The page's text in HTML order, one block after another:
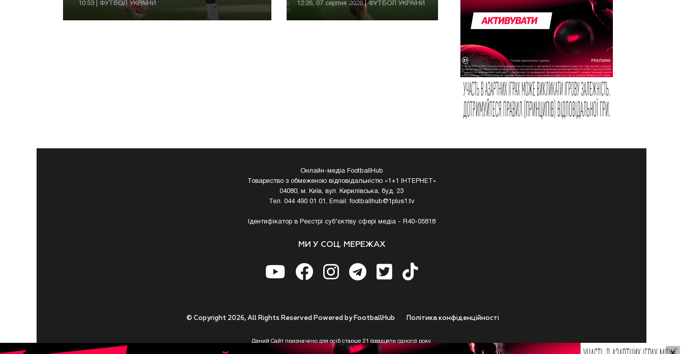
10:53 | ФУТБОЛ УКРАЇНИ 12:26, 07 серпня 2026 | ФУТБОЛ УКРАЇНИ
Онлайн-медіа FootballHub
Товариство з обмеженою відповідальністю «1+1 ІНТЕРНЕТ»
04080, м. Київ, вул. Кирилівська, буд. 23
Тел. 044 490 01 01, Email:footballhub@1plus1.tv
Ідентифікатор в Реєстрі суб’єктіву сфері медіа - R40-05818
МИ У СОЦ. МЕРЕЖАХ
Полiтика конфiденцiйностi
© Copyright 2026, All Rights Reserved Powered by FootballHub
Даний Сайт призначено для осіб старше 21 (двадцяти одного) року.
Приступаючи до використання https://footballhub.ua, Користувач цим підтверджує, що досяг 21-річного віку.